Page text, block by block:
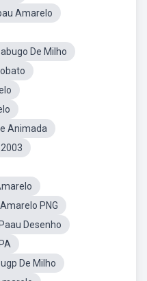
Amarelo
De Milho
Animada
PNG
Desenho
De Milho